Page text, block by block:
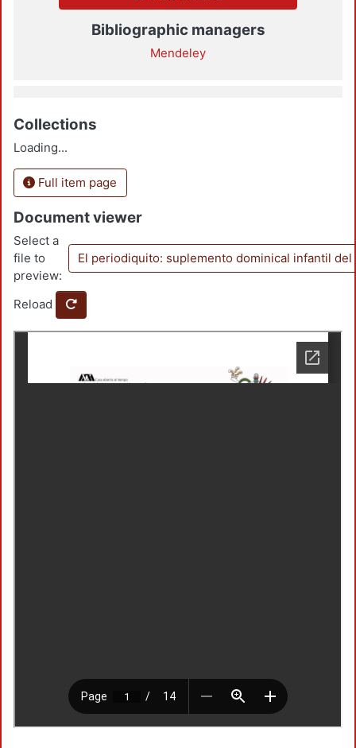
Bibliographic managers
Mendeley
Collections
Loading...
Full item page
Document viewer
Select a
file to
preview:
El periodiquito: suplemento dominical infantil
Reload